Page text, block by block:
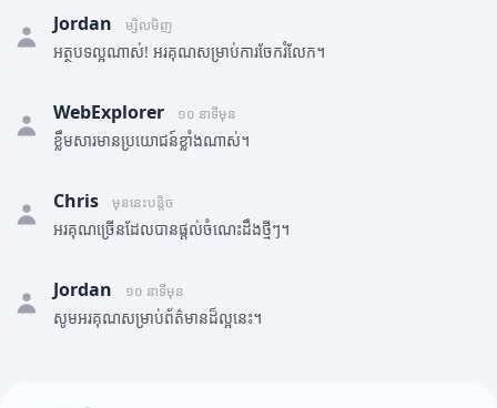
Jordan ម្សិលមិញ
អត្ថបទល្អណាស់! អរគុណសម្រាប់ការចែករំលែក។
WebExplorer ១០ នាទីមុន
ខ្លឹមសារមានប្រយោជន៍ខ្លាំងណាស់។
Chris មុននេះបន្តិច
អរគុណច្រើនដែលបានផ្តល់ចំណេះដឹងថ្មីៗ។
Jordan ១០ នាទីមុន
សូមអរគុណសម្រាប់ព័ត៌មានដ៏ល្អនេះ។